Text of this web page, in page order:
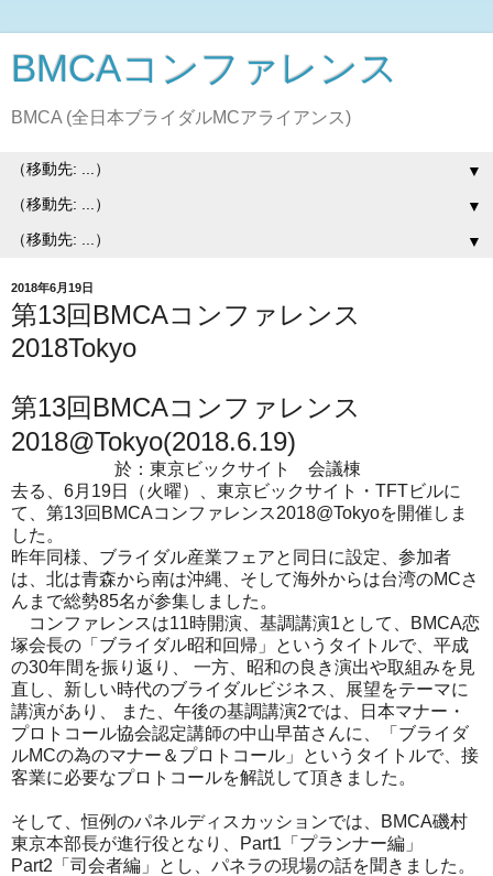
BMCAコンファレンス
BMCA (全日本ブライダルMCアライアンス)
▼
▼
▼
2018年6月19日
第13回BMCAコンファレンス
2018Tokyo
第13回BMCAコンファレンス
2018@Tokyo(2018.6.19)
於：東京ビックサイト 会議棟
去る、6月19日（火曜）、東京ビックサイト・TFTビルに
て、第13回BMCAコンファレンス2018@Tokyoを開催しま
した。
昨年同様、ブライダル産業フェアと同日に設定、参加者
は、北は青森から南は沖縄、そして海外からは台湾のMCさ
んまで総勢85名が参集しました。
コンファレンスは11時開演、基調講演1として、BMCA恋
塚会長の「ブライダル昭和回帰」というタイトルで、平成
の30年間を振り返り、 一方、昭和の良き演出や取組みを見
直し、新しい時代のブライダルビジネス、展望をテーマに
講演があり、 また、午後の基調講演2では、日本マナー・
プロトコール協会認定講師の中山早苗さんに、「ブライダ
ルMCの為のマナー＆プロトコール」というタイトルで、接
客業に必要なプロトコールを解説して頂きました。
そして、恒例のパネルディスカッションでは、BMCA磯村
東京本部長が進行役となり、Part1「プランナー編」
Part2「司会者編」とし、パネラの現場の話を聞きました。